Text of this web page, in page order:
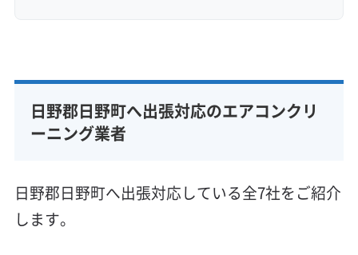
日野郡日野町へ出張対応のエアコンクリ
ーニング業者
日野郡日野町へ出張対応している全7社をご紹介
します。